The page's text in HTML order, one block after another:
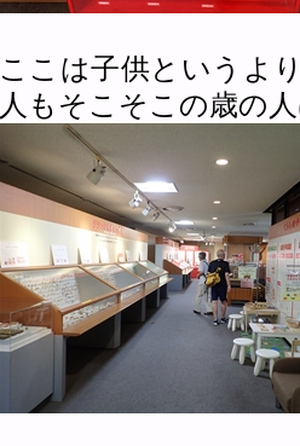
ここは子供というよ
人もそこそこの歳の